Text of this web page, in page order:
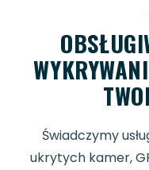
Świadczymy
ukrytych kamer,